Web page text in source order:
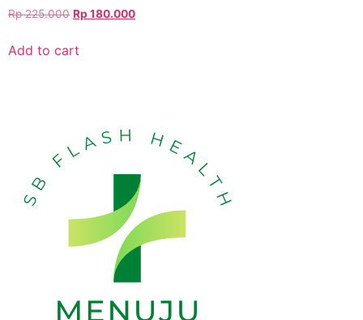
Rp225.000 Rp 180.000
Add to cart